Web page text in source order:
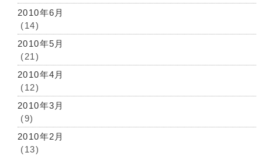
2010年6月
(14)
2010年5月
(21)
2010年4月
(12)
2010年3月
(9)
2010年2月
(13)